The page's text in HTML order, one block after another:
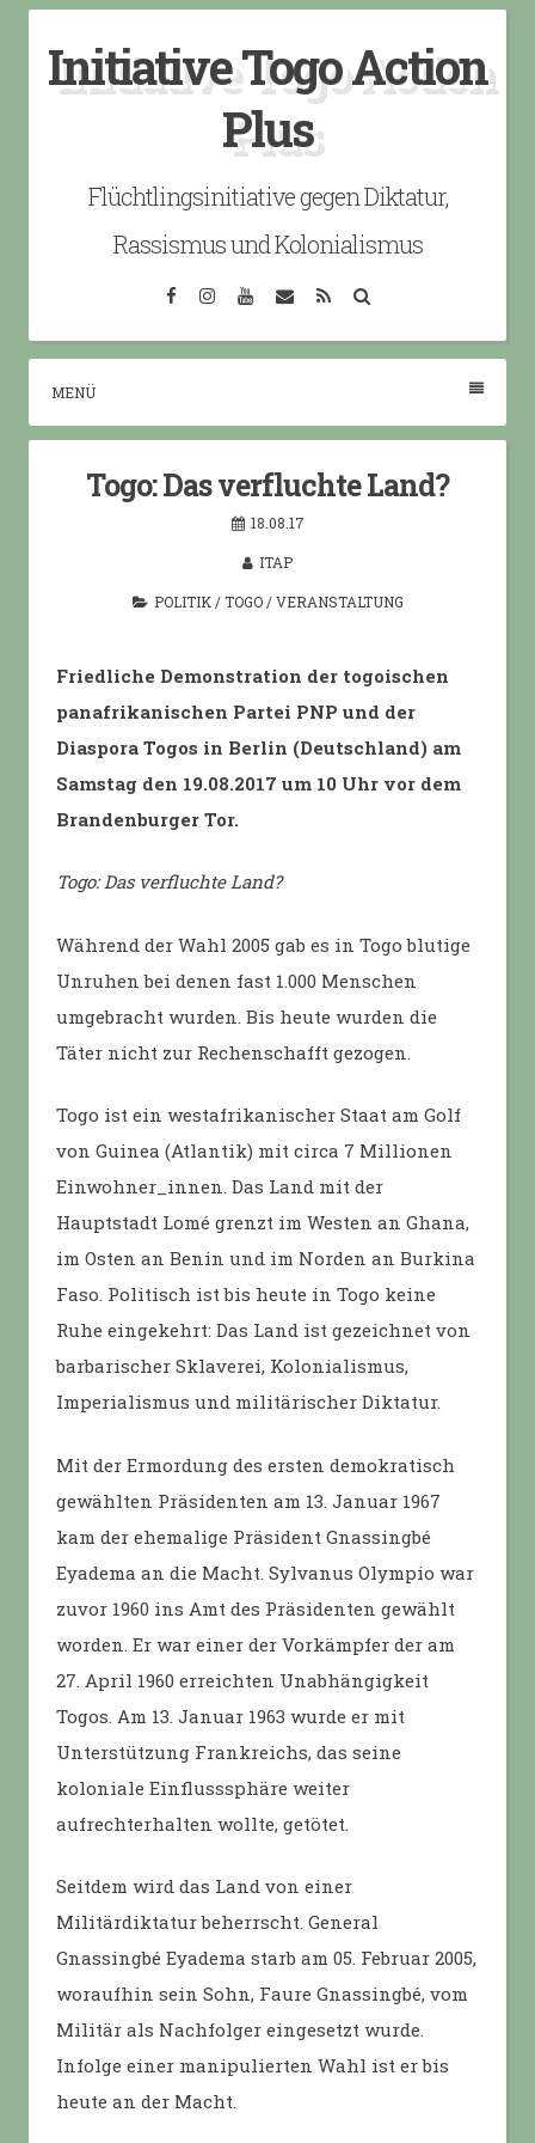
content
Initiative Togo Action
Plus
Flüchtlingsinitiative gegen Diktatur,
Rassismus und Kolonialismus
FacebookInstagramYouTube
EmailRSS
MENÜ
Togo: Das verfluchte Land?
18.08.17
ITAP
POLITIK/TOGO/VERANSTALTUNG
Friedliche Demonstration der togoischen
panafrikanischen Partei PNP und der
Diaspora Togos in Berlin (Deutschland) am
Samstag den 19.08.2017 um 10 Uhr vor dem
Brandenburger Tor.
Togo: Das verfluchte Land?
Während der Wahl 2005 gab es in Togo blutige
Unruhen bei denen fast 1.000 Menschen
umgebracht wurden. Bis heute wurden die
Täter nicht zur Rechenschafft gezogen.
Togo ist ein westafrikanischer Staat am Golf
von Guinea (Atlantik) mit circa 7 Millionen
Einwohner_innen. Das Land mit der
Hauptstadt Lomé grenzt im Westen an Ghana,
im Osten an Benin und im Norden an Burkina
Faso. Politisch ist bis heute in Togo keine
Ruhe eingekehrt: Das Land ist gezeichnet von
barbarischer Sklaverei, Kolonialismus,
Imperialismus und militärischer Diktatur.
Mit der Ermordung des ersten demokratisch
gewählten Präsidenten am 13. Januar 1967
kam der ehemalige Präsident Gnassingbé
Eyadema an die Macht. Sylvanus Olympio war
zuvor 1960 ins Amt des Präsidenten gewählt
worden. Er war einer der Vorkämpfer der am
27. April 1960 erreichten Unabhängigkeit
Togos. Am 13. Januar 1963 wurde er mit
Unterstützung Frankreichs, das seine
koloniale Einflusssphäre weiter
aufrechterhalten wollte, getötet.
Seitdem wird das Land von einer
Militärdiktatur beherrscht. General
Gnassingbé Eyadema starb am 05. Februar 2005,
woraufhin sein Sohn, Faure Gnassingbé, vom
Militär als Nachfolger eingesetzt wurde.
Infolge einer manipulierten Wahl ist er bis
heute an der Macht.